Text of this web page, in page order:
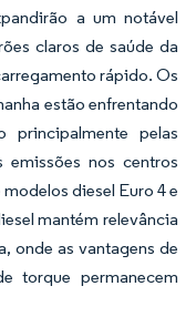
a um notável
claros de saúde da
rápido. Os
estão enfrentando
principalmente pelas
emissões nos centros
diesel Euro 4 e
mantém relevância
onde as vantagens de
torque permanecem